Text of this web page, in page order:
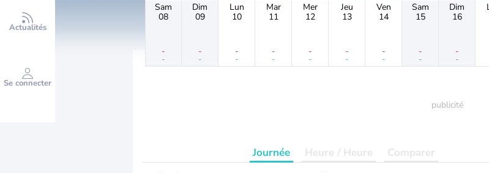
Actualités
Se connecter
Sam
08
-
-
Dim
09
-
-
Lun
10
-
-
Mar
11
-
-
Mer
12
-
-
Jeu
13
-
-
Ven
14
-
-
Sam
15
-
-
Dim
16
-
-
Journée Heure / Heure Comparer